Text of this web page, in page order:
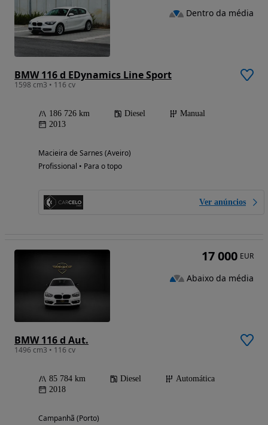
BMW 116 d EDynamics Line Sport
1598 cm3 • 116 cv
186 726 km Diesel
Manual
2013
Macieira de Sarnes (Aveiro)
Profissional • Para o topo
Ver anúncios
Dentro da média
BMW 116 d Aut.
1496 cm3 • 116 cv
85 784 km Diesel
Automática
2018
Campanhã (Porto)
17 000 EUR
Abaixo da média